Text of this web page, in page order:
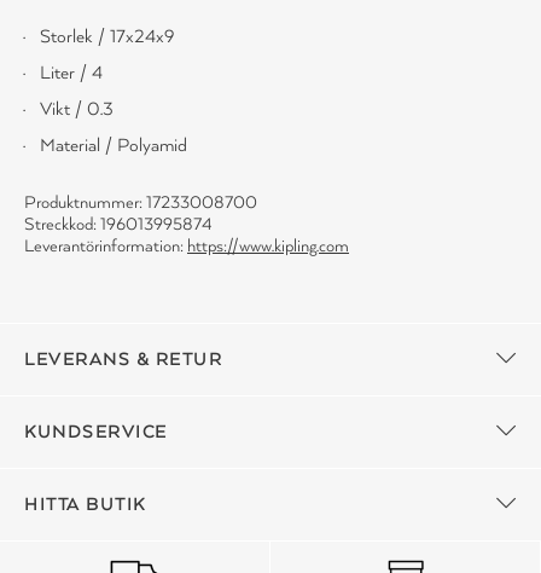
Storlek / 17x24x9
Liter / 4
Vikt / 0.3
Material / Polyamid
Produktnummer: 17233008700
Streckkod: 196013995874
Leverantörinformation: https://www.kipling.com
LEVERANS & RETUR
KUNDSERVICE
HITTA BUTIK